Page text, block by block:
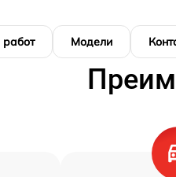
Модели